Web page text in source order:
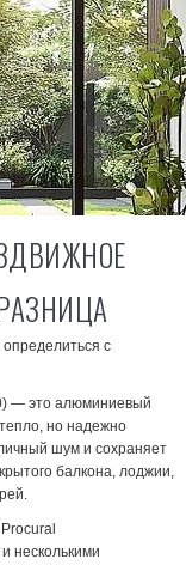
остеклении детский
с
— это алюминиевый
но надежно
шум и сохраняет
балкона, лоджии,
несколькими